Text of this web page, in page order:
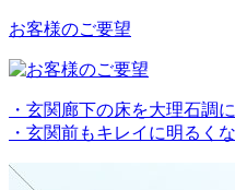
お客様のご要望
・玄関廊下の床を大理石調
・玄関前もキレイに明るく